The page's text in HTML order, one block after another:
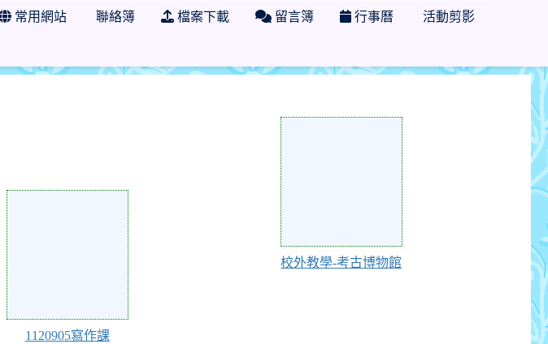
常用網站 聯絡簿 檔案下載 留言簿 行事曆 活動剪影
1120905寫作課
校外教學-考古博物館